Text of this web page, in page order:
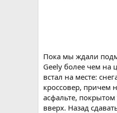
Пока мы ждали
Geely более чем на
встал на месте:
кроссовер, причем
асфальте,
вверх. Назад